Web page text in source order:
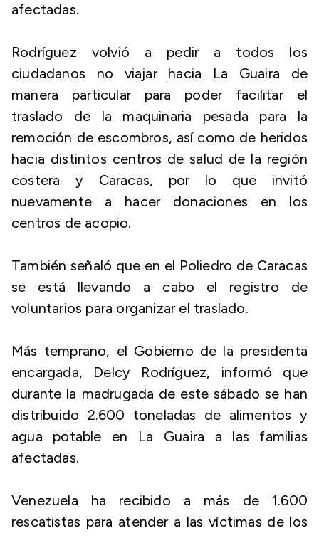
afectadas.
Rodríguez volvió a pedir a todos los
ciudadanos no viajar hacia La Guaira de
manera particular para poder facilitar el
traslado de la maquinaria pesada para la
remoción de escombros, así como de heridos
hacia distintos centros de salud de la región
costera y Caracas, por lo que invitó
nuevamente a hacer donaciones en los
centros de acopio.
También señaló que en el Poliedro de Caracas
se está llevando a cabo el registro de
voluntarios para organizar el traslado.
Más temprano, el Gobierno de la presidenta
encargada, Delcy Rodríguez, informó que
durante la madrugada de este sábado se han
distribuido 2.600 toneladas de alimentos y
agua potable en La Guaira a las familias
afectadas.
Venezuela ha recibido a más de 1.600
rescatistas para atender a las víctimas de los